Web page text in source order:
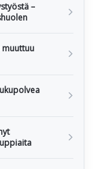
–
muuttuu